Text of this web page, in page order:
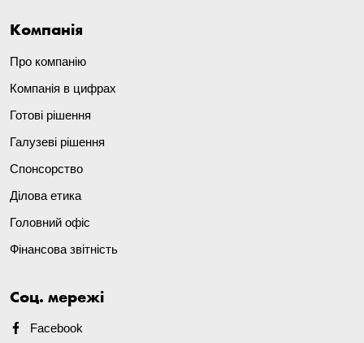
Компанія
Про компанію
Компанія в цифрах
Готові рішення
Галузеві рішення
Спонсорство
Ділова етика
Головний офіс
Фінансова звітність
Соц. мережі
Facebook